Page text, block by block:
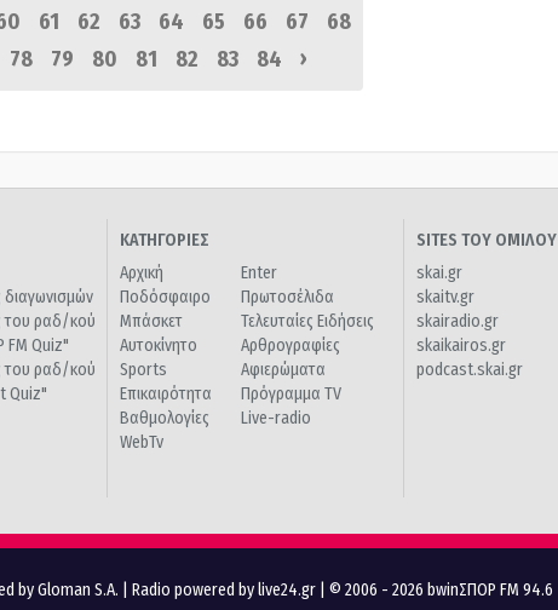
61 62 63 64 65 66 67
68
78 79 80 81 82 83 84 ›
διαγωνισμών
του ραδ/κού
FM Quiz"
του ραδ/κού
Quiz"
ΚΑΤΗΓΟΡΙΕΣ
Αρχική
Ποδόσφαιρο
Μπάσκετ
Αυτοκίνητο
Sports
Επικαιρότητα
Βαθμολογίες
WebTv
Enter
Πρωτοσέλιδα
Τελευταίες Ειδήσεις
Αρθρογραφίες
Αφιερώματα
Πρόγραμμα TV
Live-radio
SITES ΤΟΥ ΟΜΙΛΟΥ
skai.gr
skaitv.gr
skairadio.gr
skaikairos.gr
podcast.skai.gr
by Gloman S.A. Radio powered by live24.gr | © 2006 - 2026 bwinΣΠΟΡ FM 94.6